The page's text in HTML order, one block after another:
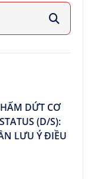
DỨT CƠ
(D/S):
LƯU Ý ĐIỀU